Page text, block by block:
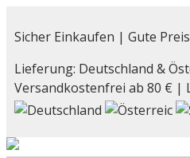
Inhalt
Sicher Einkaufen | Gute
Lieferung: Deutschland &
Versandkostenfrei ab 80 € |